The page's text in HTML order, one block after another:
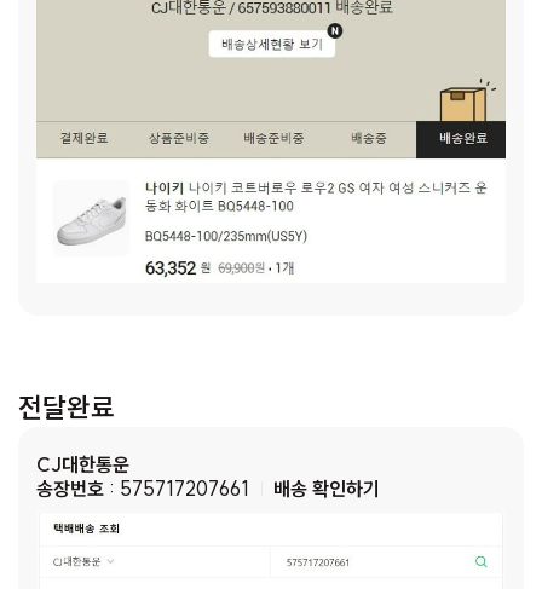
전달완료
CJ대한통운
송장번호 : 575717207661 배송 확인하기